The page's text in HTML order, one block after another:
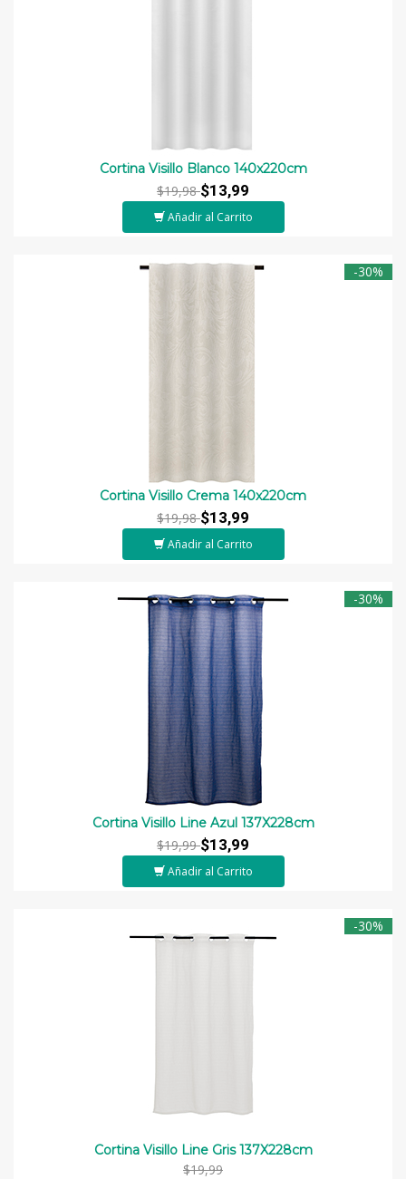
Cortina Visillo Blanco 140x220cm
$19,98$13,99
Añadir al Carrito
-30%
Cortina Visillo Crema 140x220cm
$19,98$13,99
Añadir al Carrito
-30%
Cortina Visillo Line Azul 137X228cm
$19,99$13,99
Añadir al Carrito
-30%
Cortina Visillo Line Gris 137X228cm
$19,99